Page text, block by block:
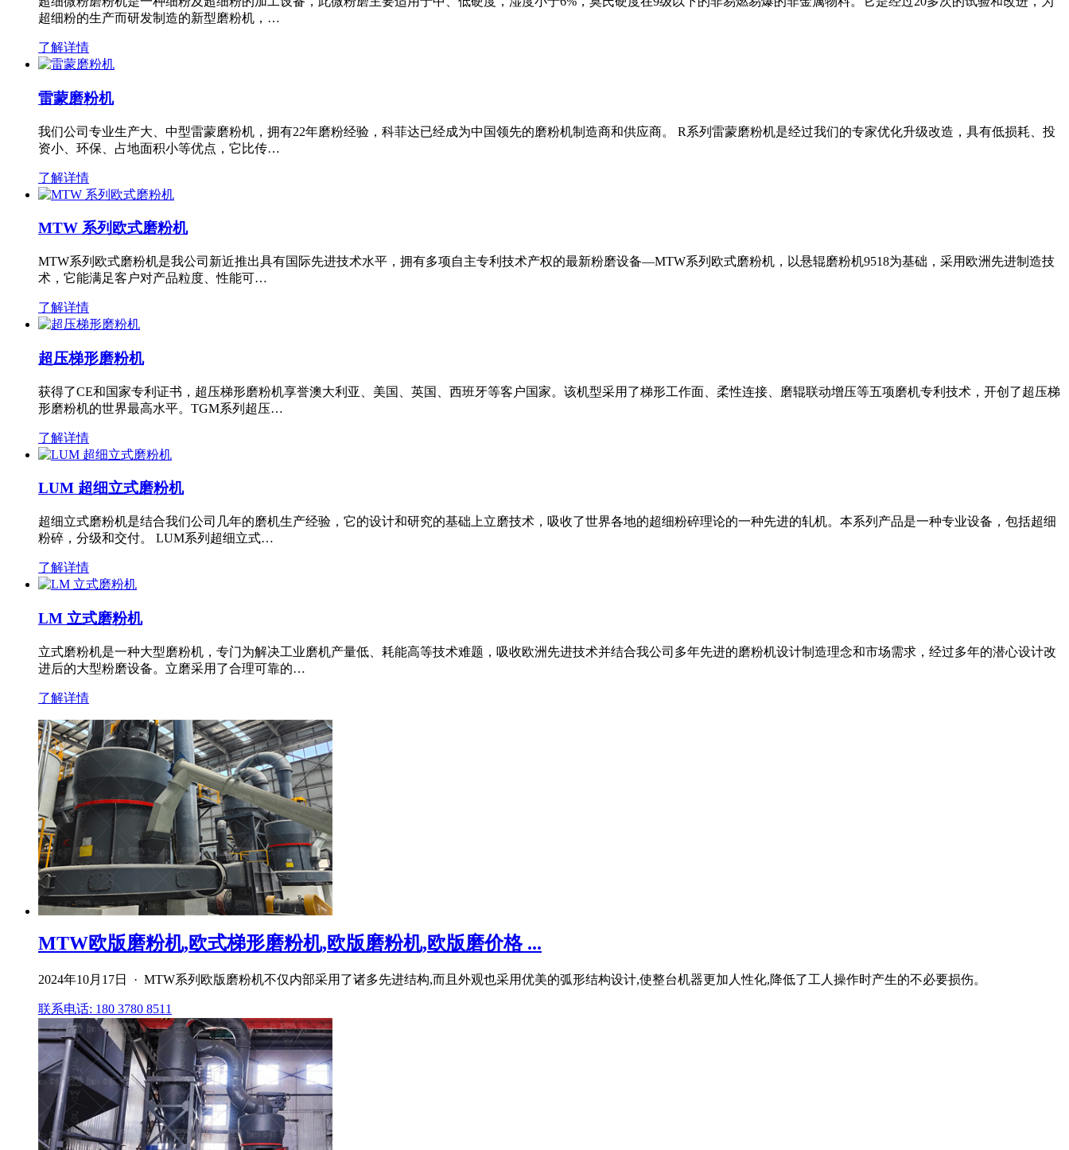
超细粉的生产而研发制造的新型磨粉机，…
了解详情
雷蒙磨粉机
我们公司专业生产大、中型雷蒙磨粉机，拥有22年磨粉经验，科菲达已经成为中国领先的磨粉机制造商和供应商。 R系列雷蒙磨粉机是经过我们的专家优化升级改造，具有低损耗、投
资小、环保、占地面积小等优点，它比传…
了解详情
MTW 系列欧式磨粉机
MTW系列欧式磨粉机是我公司新近推出具有国际先进技术水平，拥有多项自主专利技术产权的最新粉磨设备—MTW系列欧式磨粉机，以悬辊磨粉机9518为基础，采用欧洲先进制造技
术，它能满足客户对产品粒度、性能可…
了解详情
超压梯形磨粉机
获得了CE和国家专利证书，超压梯形磨粉机享誉澳大利亚、美国、英国、西班牙等客户国家。该机型采用了梯形工作面、柔性连接、磨辊联动增压等五项磨机专利技术，开创了超压梯
形磨粉机的世界最高水平。TGM系列超压…
了解详情
LUM 超细立式磨粉机
超细立式磨粉机是结合我们公司几年的磨机生产经验，它的设计和研究的基础上立磨技术，吸收了世界各地的超细粉碎理论的一种先进的轧机。本系列产品是一种专业设备，包括超细
粉碎，分级和交付。 LUM系列超细立式…
了解详情
LM 立式磨粉机
立式磨粉机是一种大型磨粉机，专门为解决工业磨机产量低、耗能高等技术难题，吸收欧洲先进技术并结合我公司多年先进的磨粉机设计制造理念和市场需求，经过多年的潜心设计改
进后的大型粉磨设备。立磨采用了合理可靠的…
了解详情
MTW欧版磨粉机,欧式梯形磨粉机,欧版磨粉机,欧版磨价格 ...
2024年10月17日 · MTW系列欧版磨粉机不仅内部采用了诸多先进结构,而且外观也采用优美的弧形结构设计,使整台机器更加人性化,降低了工人操作时产生的不必要损伤。
联系电话: 180 3780 8511